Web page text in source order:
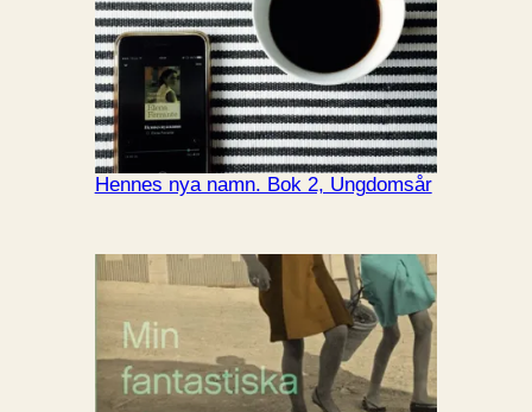
Hennes nya namn. Bok 2, Ungdomsår